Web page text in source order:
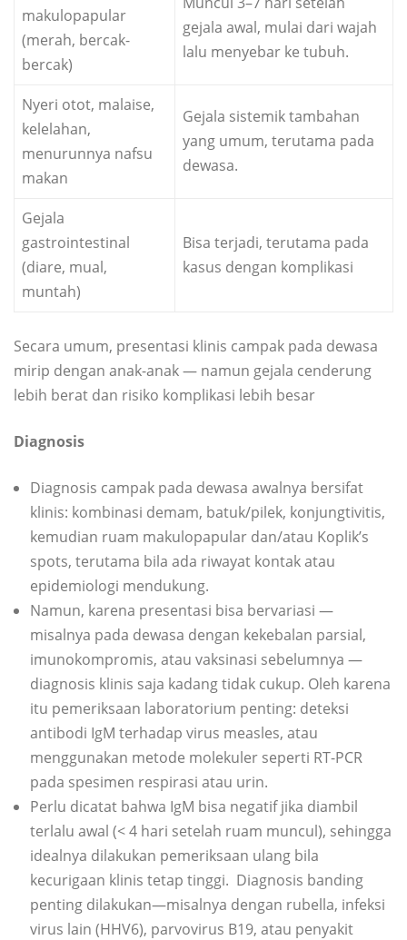
makulopapular
(merah, bercak-
bercak)
gejala awal, mulai dari wajah
lalu menyebar ke tubuh.
Nyeri otot, malaise,
kelelahan,
menurunnya nafsu
makan
Gejala sistemik tambahan
yang umum, terutama pada
dewasa.
Gejala
gastrointestinal
(diare, mual,
muntah)
Bisa terjadi, terutama pada
kasus dengan komplikasi
Secara umum, presentasi klinis campak pada dewasa
mirip dengan anak-anak — namun gejala cenderung
lebih berat dan risiko komplikasi lebih besar
Diagnosis
Diagnosis campak pada dewasa awalnya bersifat
klinis: kombinasi demam, batuk/pilek, konjungtivitis,
kemudian ruam makulopapular dan/atau Koplik’s
spots, terutama bila ada riwayat kontak atau
epidemiologi mendukung.
Namun, karena presentasi bisa bervariasi —
misalnya pada dewasa dengan kekebalan parsial,
imunokompromis, atau vaksinasi sebelumnya —
diagnosis klinis saja kadang tidak cukup. Oleh karena
itu pemeriksaan laboratorium penting: deteksi
antibodi IgM terhadap virus measles, atau
menggunakan metode molekuler seperti RT-PCR
pada spesimen respirasi atau urin.
Perlu dicatat bahwa IgM bisa negatif jika diambil
terlalu awal (< 4 hari setelah ruam muncul), sehingga
idealnya dilakukan pemeriksaan ulang bila
kecurigaan klinis tetap tinggi. Diagnosis banding
penting dilakukan—misalnya dengan rubella, infeksi
virus lain (HHV6), parvovirus B19, atau penyakit